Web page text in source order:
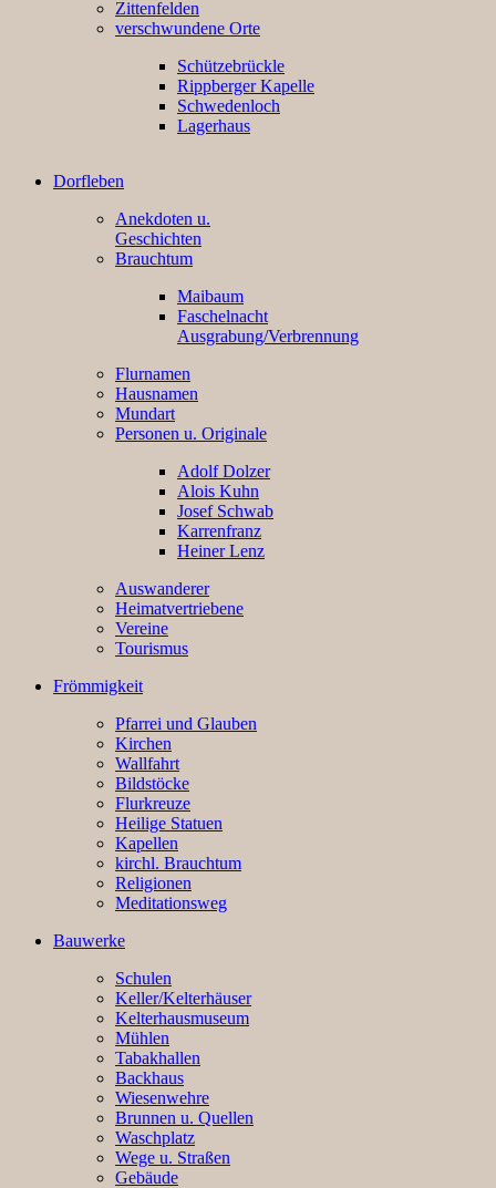
Zittenfelden
verschwundene Orte
Schützebrückle
Rippberger Kapelle
Schwedenloch
Lagerhaus
Dorfleben
Anekdoten u.
Geschichten
Brauchtum
Maibaum
Faschelnacht
Ausgrabung/Verbrennung
Flurnamen
Hausnamen
Mundart
Personen u. Originale
Adolf Dolzer
Alois Kuhn
Josef Schwab
Karrenfranz
Heiner Lenz
Auswanderer
Heimatvertriebene
Vereine
Tourismus
Frömmigkeit
Pfarrei und Glauben
Kirchen
Wallfahrt
Bildstöcke
Flurkreuze
Heilige Statuen
Kapellen
kirchl. Brauchtum
Religionen
Meditationsweg
Bauwerke
Schulen
Keller/Kelterhäuser
Kelterhausmuseum
Mühlen
Tabakhallen
Backhaus
Wiesenwehre
Brunnen u. Quellen
Waschplatz
Wege u. Straßen
Gebäude